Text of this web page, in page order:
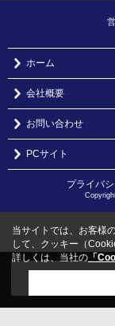
ホーム
会社概要
お問い合わせ
PCサイト
プライバ
こちらの
当サイトでは、お客様
して、クッキー（
詳しくは、当社の 「